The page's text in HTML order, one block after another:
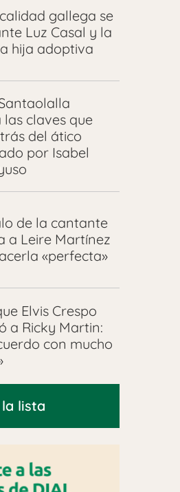
gallega se
Luz Casal y la
hija adoptiva
claves que
del ático
por Isabel
de la cantante
a Leire Martínez
«perfecta»
Elvis Crespo
a Ricky Martin:
con mucho
lista